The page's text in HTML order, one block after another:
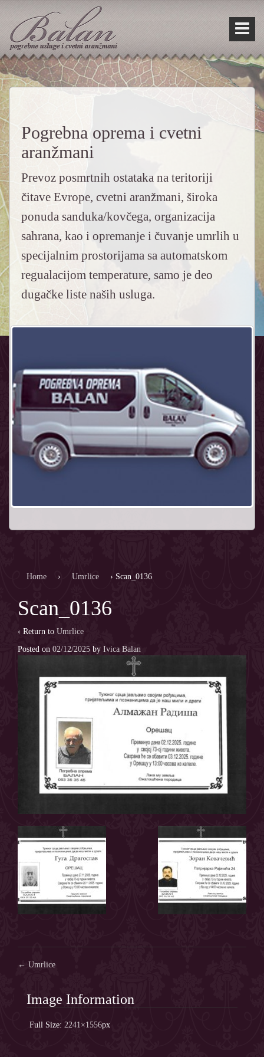
content
main
menu
Pogrebna oprema i cvetni
aranžmani
Prevoz posmrtnih ostataka na teritoriji
čitave Evrope, cvetni aranžmani, široka
ponuda sanduka/kovčega, organizacija
sahrana, kao i opremanje i čuvanje umrlih u
specijalnim prostorijama sa automatskom
regualacijom temperature, samo je deo
dugačke liste naših usluga.
Home › Umrlice › Scan_0136
Scan_0136
‹ Return to Umrlice
Posted on 02/12/2025 by Ivica Balan
Post
navigation
← Umrlice
Image Information
Full Size: 2241×1556px